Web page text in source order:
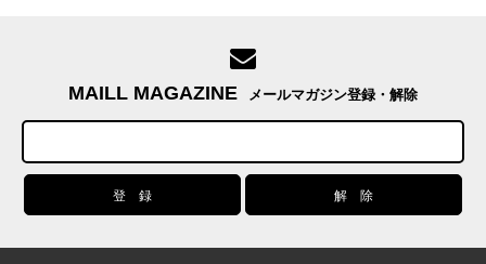
MAILL MAGAZINE メールマガジン登録・解除